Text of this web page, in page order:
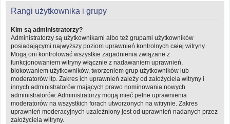
Rangi użytkownika i grupy
Kim są administratorzy?
Administratorzy są użytkownikami albo też grupami użytkowników
posiadającymi najwyższy poziom uprawnień kontrolnych całej witryny.
Mogą oni kontrolować wszystkie zagadnienia związane z
funkcjonowaniem witryny włącznie z nadawaniem uprawnień,
blokowaniem użytkowników, tworzeniem grup użytkowników lub
moderatorów itp. Zakres ich uprawnień zależy od założyciela witryny i
innych administratorów mających prawo nominowania nowych
administratorów. Administratorzy mogą mieć pełne uprawnienia
moderatorów na wszystkich forach utworzonych na witrynie. Zakres
uprawnień moderacyjnych uzależniony jest od uprawnień nadanych przez
założyciela witryny.